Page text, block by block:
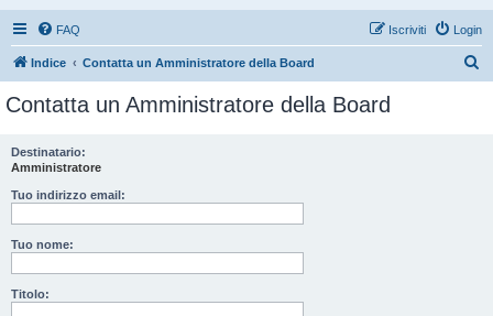
FAQ Login
Iscriviti
Indice Contatta un Amministratore della Board
Contatta un Amministratore della Board
Destinatario:
Amministratore
Tuo indirizzo email:
Tuo nome:
Titolo: